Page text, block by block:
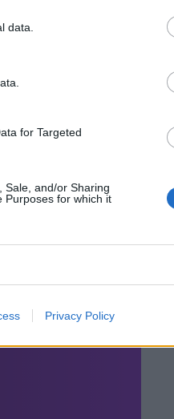
data.
for Targeted
Sale, and/or Sharing
Purposes for which it
Privacy Policy